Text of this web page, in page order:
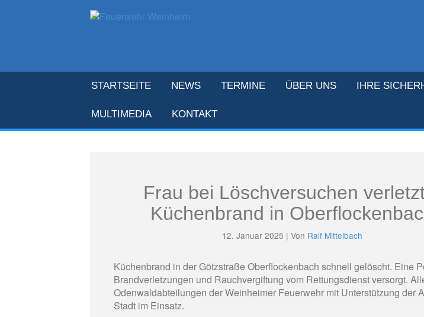
STARTSEITE NEWS TERMINE ÜBER UNS IHRE
MULTIMEDIA KONTAKT
Frau bei Löschversuchen
Küchenbrand in
12. Januar 2025 | Von Ralf Mittelbach
Küchenbrand in der Götzstraße Oberflockenbach schnell gelöscht. Eine
Brandverletzungen und Rauchvergiftung vom Rettungsdienst versorgt.
Odenwaldabteilungen der Weinheimer Feuerwehr mit Unterstützung der
Stadt im Einsatz.